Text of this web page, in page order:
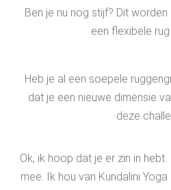
Ben je nu nog stijf? Dit
een flexibele rug
Heb je al een soepele
dat je een nieuwe dimensie
deze
Ok, ik hoop dat je er zin in
mee. Ik hou van Kundalini